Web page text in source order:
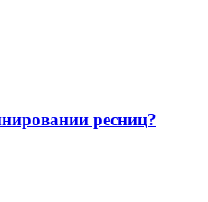
ресниц?